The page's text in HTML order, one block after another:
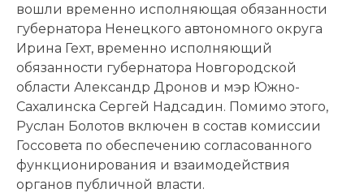
вошли временно исполняющая обязанности
губернатора Ненецкого автономного округа
Ирина Гехт, временно исполняющий
обязанности губернатора Новгородской
области Александр Дронов и мэр Южно-
Сахалинска Сергей Надсадин. Помимо этого,
Руслан Болотов включен в состав комиссии
Госсовета по обеспечению согласованного
функционирования и взаимодействия
органов публичной власти.